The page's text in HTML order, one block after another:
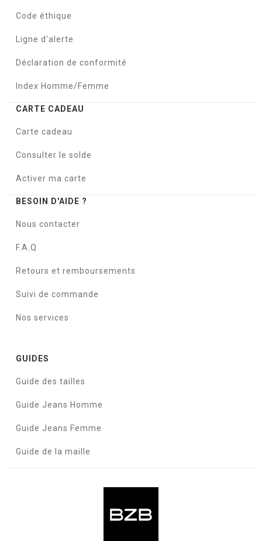
Code éthique
Ligne d'alerte
Déclaration de conformité
Index Homme/Femme
CARTE CADEAU
Carte cadeau
Consulter le solde
Activer ma carte
BESOIN D'AIDE ?
Nous contacter
F.A.Q
Retours et remboursements
Suivi de commande
Nos services
GUIDES
Guide des tailles
Guide Jeans Homme
Guide Jeans Femme
Guide de la maille